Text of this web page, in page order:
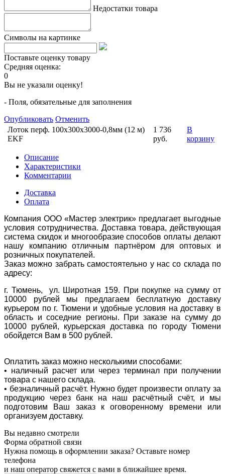
Недостатки товара
Символы на картинке
Поставьте оценку товару
Средняя оценка:
0
Вы не указали оценку!
- Поля, обязательные для заполнения
Опубликовать Отменить
Лоток перф. 100х300х3000-0,8мм (12 м)
EKF
1 736
руб.
В
корзину
Описание
Характеристики
Комментарии
Доставка
Оплата
Компания ООО «Мастер электрик» предлагает выгодные
условия сотрудничества. Доставка товара, действующая
система скидок и многообразие способов оплаты делают
нашу компанию отличным партнёром для оптовых и
розничных покупателей.
Заказ можно забрать самостоятельно у нас со склада по
адресу:
г. Тюмень, ул. Широтная 159. При покупке на сумму от
10000 рублей мы предлагаем бесплатную доставку
курьером по г. Тюмени и удобные условия на доставку в
область и соседние регионы. При заказе на сумму до
10000 рублей, курьерская доставка по городу Тюмени
обойдется Вам в 500 рублей.
Оплатить заказ можно несколькими способами:
• наличный расчет или через терминал при получении
товара с нашего склада.
• безналичный расчёт. Нужно будет произвести оплату за
продукцию через банк на наш расчётный счёт, и мы
подготовим Ваш заказ к оговоренному времени или
организуем доставку.
Вы недавно смотрели
Форма обратной связи
Нужна помощь в оформлении заказа? Оставьте номер
телефона
и наш оператор свяжется с вами в ближайшее время.